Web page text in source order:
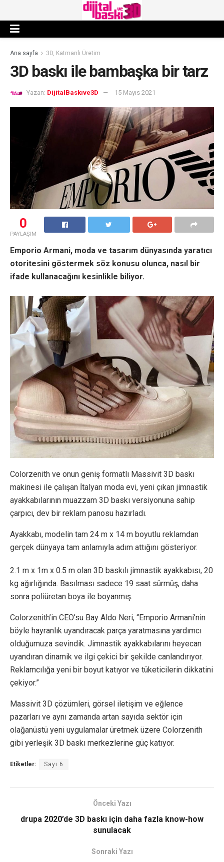
Ana sayfa 3D, Katmanlı Üretim
3D baskı ile bambaşka bir tarz
Yazan: DijitalBaskıve3D 15 Mayıs 2021
0
PAYLAŞIM
Emporio Armani, moda ve tasarım dünyasında yaratıcı
otoritesini göstermek söz konusu olunca, nasıl bir
ifade kullanacağını kesinlikle biliyor.
Colorzenith ve onun geniş formatlı Massivit 3D baskı
makinesi ile çalışan İtalyan moda evi, yeni çıkan jimnastik
ayakkabılarının muazzam 3D baskı versiyonuna sahip
çarpıcı, dev bir reklam panosu hazırladı.
Ayakkabı, modelin tam 24 m x 14 m boyutlu reklamdan
gerçek dünyaya tam anlamıyla adım attığını gösteriyor.
2.1 m x 1m x 0.5 m olan 3D baskılı jimnastik ayakkabısı, 20
kg ağırlığında. Basılması sadece 19 saat sürmüş, daha
sonra poliüretan boya ile boyanmış.
Colorzenith’in CEO’su Bay Aldo Neri, “Emporio Armani’nin
böyle hayranlık uyandıracak parça yaratmasına yardımcı
olduğumuza sevindik. Jimnastik ayakkabılarını heyecan
uyandıran dinamik ve ilgi çekici bir şekilde canlandırıyor.
Reklamcılığa yeni bir boyut katıyor ve tüketicilerin dikkatini
çekiyor.”
Massivit 3D çözümleri, görsel iletişim ve eğlence
pazarları ve aynı zamanda artan sayıda sektör için
olağanüstü yeni uygulamalar üretmek üzere Colorzenith
gibi yerleşik 3D baskı merkezlerine güç katıyor.
Etiketler: Sayı 6
Önceki Yazı
drupa 2020’de 3D baskı için daha fazla know-how
sunulacak
Sonraki Yazı